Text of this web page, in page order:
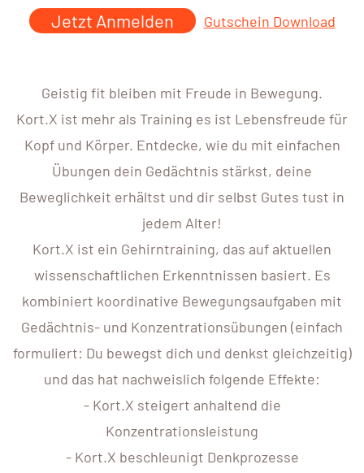
Jetzt Anmelden Gutschein Download
Geistig fit bleiben mit Freude in Bewegung.
Kort.X ist mehr als Training es ist Lebensfreude für
Kopf und Körper. Entdecke, wie du mit einfachen
Übungen dein Gedächtnis stärkst, deine
Beweglichkeit erhältst und dir selbst Gutes tust in
jedem Alter!
Kort.X ist ein Gehirntraining, das auf aktuellen
wissenschaftlichen Erkenntnissen basiert. Es
kombiniert koordinative Bewegungsaufgaben mit
Gedächtnis- und Konzentrationsübungen (einfach
formuliert: Du bewegst dich und denkst gleichzeitig)
und das hat nachweislich folgende Effekte:
- Kort.X steigert anhaltend die
Konzentrationsleistung
- Kort.X beschleunigt Denkprozesse